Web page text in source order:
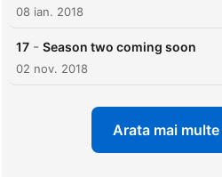
08 ian. 2018
17 - Season two coming soon
02 nov. 2018
Arata mai